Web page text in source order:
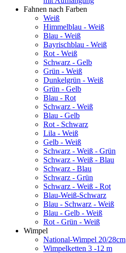
Fahnen nach Farben
Weiß
Himmelblau - Weiß
Blau - Weiß
Bayrischblau - Weiß
Rot - Weiß
Schwarz - Gelb
Grün - Weiß
Dunkelgrün - Weiß
Grün - Gelb
Blau - Rot
Schwarz - Weiß
Blau - Gelb
Rot - Schwarz
Lila - Weiß
Gelb - Weiß
Schwarz - Weiß - Grün
Schwarz - Weiß - Blau
Schwarz - Blau
Schwarz - Grün
Schwarz - Weiß - Rot
Blau-Weiß-Schwarz
Blau - Schwarz - Weiß
Blau - Gelb - Weiß
Rot - Grün - Weiß
Wimpel
National-Wimpel 20/28cm
Wimpelketten 3 -12 m